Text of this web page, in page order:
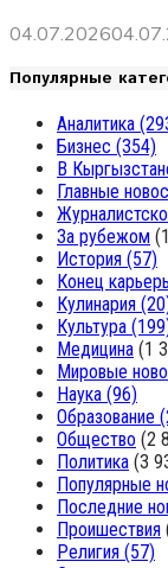
04.07.2026
Популярные
Аналитика
Бизнес (354)
В
Главные
За рубежом
История (57)
Конец
Кулинария
Культура
Медицина (1
Мировые
Наука (96)
Образование
Общество (2
Политика (3
Популярные
Последние
Проишествия
Религия (57)